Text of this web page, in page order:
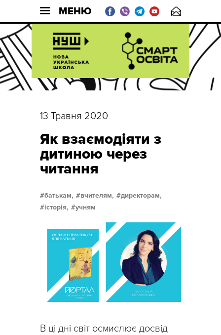
МЕНЮ
13 Травня 2020
Як взаємодіяти з
дитиною через
читання
батькам, вчителям,
директорам,
історія,
учням
В ці дні світ осмислює досвід